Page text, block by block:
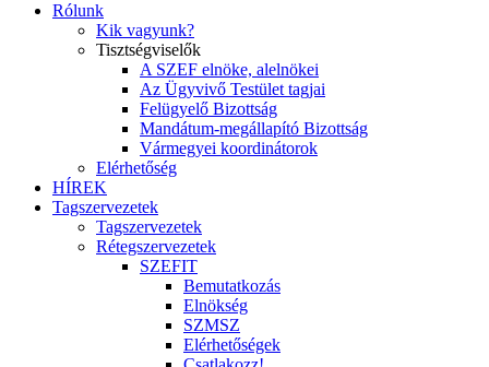
Rólunk
Kik vagyunk?
Tisztségviselők
A SZEF elnöke, alelnökei
Az Ügyvivő Testület tagjai
Felügyelő Bizottság
Mandátum-megállapító Bizottság
Vármegyei koordinátorok
Elérhetőség
HÍREK
Tagszervezetek
Tagszervezetek
Rétegszervezetek
SZEFIT
Bemutatkozás
Elnökség
SZMSZ
Elérhetőségek